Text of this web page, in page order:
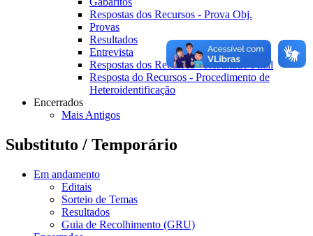
Respostas dos Recursos - Prova Obj.
Provas
Resultados
Entrevista
Respostas dos Recursos - Resultado Final
Resposta do Recursos - Procedimento de
Heteroidentificação
Encerrados
Mais Antigos
Substituto / Temporário
Em andamento
Editais
Sorteio de Temas
Resultados
Guia de Recolhimento (GRU)